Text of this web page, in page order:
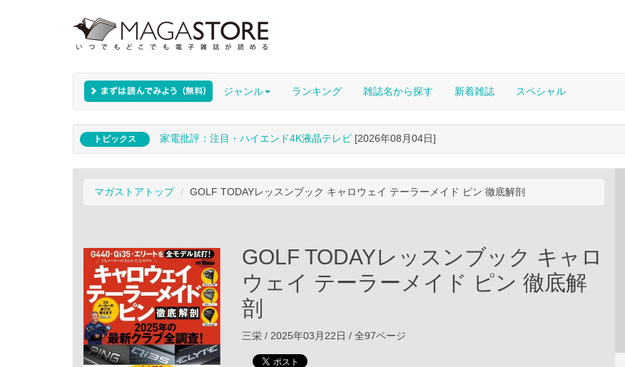
ジャンル ランキング 雑誌名から探す 新着雑誌 スペシャル
トピックス 家電批評：注目・ハイエンド4K液晶テレビ [2026年08月04日]
マガストアトップ GOLF TODAYレッスンブック キャロウェイ テーラーメイド ピン 徹底解剖
GOLF TODAYレッスンブック キャロ
ウェイ テーラーメイド ピン 徹底解
剖
三栄 / 2025年03月22日 / 全97ページ